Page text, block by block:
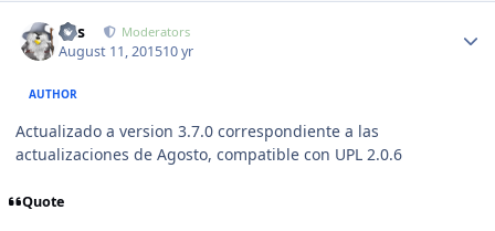
luis Moderators
August 11, 201510 yr
AUTHOR
Actualizado a version 3.7.0 correspondiente a las
actualizaciones de Agosto, compatible con UPL 2.0.6
Quote